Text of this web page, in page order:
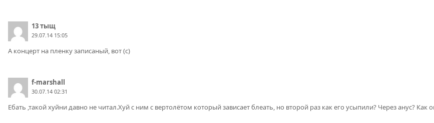
13 тыщ
29.07.14 15:05
А концерт на пленку записаный, вот (с)
f-marshall
30.07.14 02:31
Ебать ,такой хуйни давно не читал.Хуй с ним с вертолётом который зависает блеать, но второй раз как его усыпили? Через анус?